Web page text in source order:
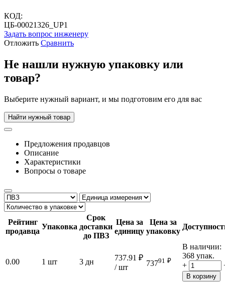
КОД:
ЦБ-00021326_UP1
Задать вопрос инженеру
Отложить Сравнить
Не нашли нужную упаковку или
товар?
Выберите нужный вариант, и мы подготовим его для вас
Найти нужный товар
Предложения продавцов
Описание
Характеристики
Вопросы о товаре
Рейтинг
продавца
Упаковка
Срок
доставки
до ПВЗ
Цена за
единицу
Цена за
упаковку
0.00 1 шт 3 дн 737.91 ₽
/ шт
73791 ₽
В наличии:
368 упак.
+
В корзину